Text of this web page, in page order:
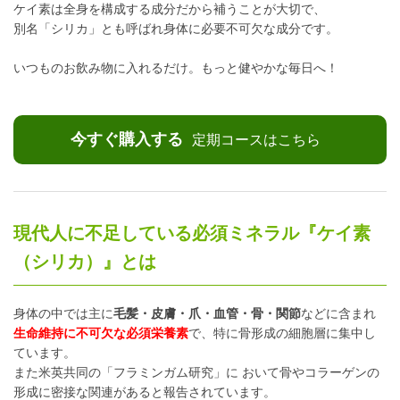
ケイ素は全身を構成する成分だから補うことが大切で、
別名「シリカ」とも呼ばれ身体に必要不可欠な成分です。
いつものお飲み物に入れるだけ。もっと健やかな毎日へ！
今すぐ購入する 定期コースはこちら
現代人に不足している必須ミネラル『ケイ素
（シリカ）』とは
身体の中では主に毛髪・皮膚・爪・血管・骨・関節などに含まれ
生命維持に不可欠な必須栄養素で、特に骨形成の細胞層に集中し
ています。
また米英共同の「フラミンガム研究」に おいて骨やコラーゲンの
形成に密接な関連があると報告されています。